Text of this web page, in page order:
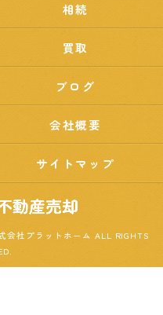
相続
買取
ブログ
会社概要
サイトマップ
会社プラットホーム ALL RIGHTS